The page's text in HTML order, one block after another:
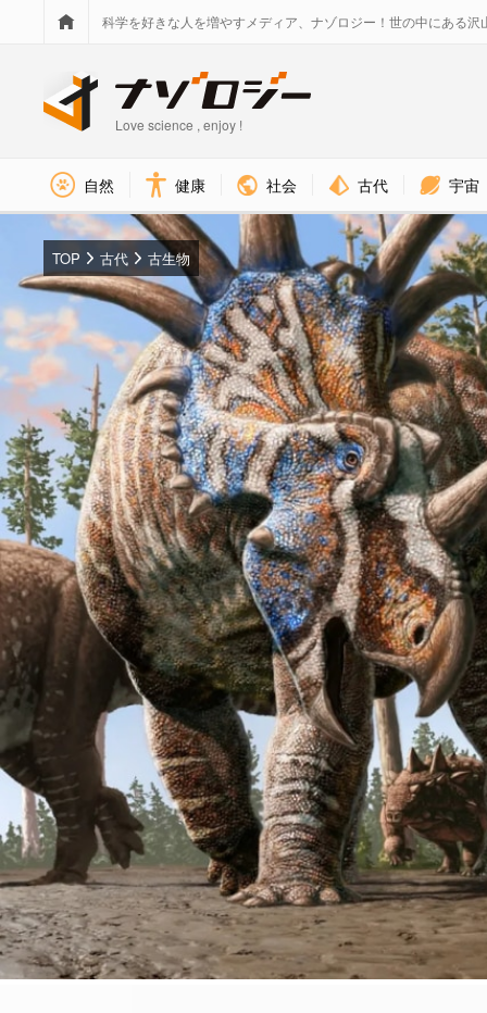
科学を好きな人を増やすメディア、ナゾロジー！世の中にある沢
Love science , enjoy !
自然 健康 社会 古代 宇宙
TOP 古代 古生物